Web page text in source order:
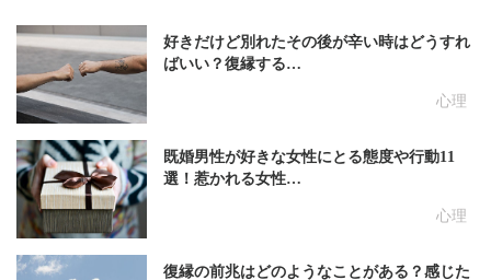
心理
好きだけど別れたその後が辛い時はどうすれ
ばいい？復縁する…
心理
既婚男性が好きな女性にとる態度や行動11
選！惹かれる女性…
復縁の前兆はどのようなことがある？感じた